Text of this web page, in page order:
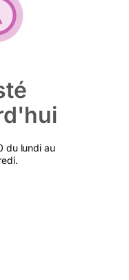
du lundi au